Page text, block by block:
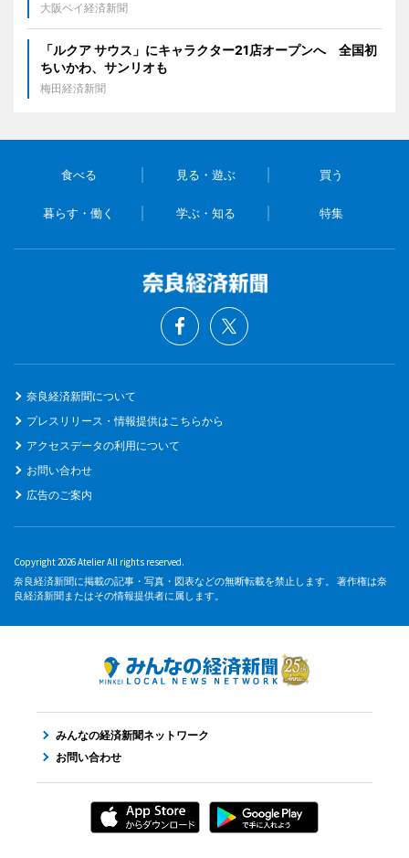
大阪ベイ経済新聞
「ルクア サウス」にキャラクター21店オープンへ 全国初
ちいかわ、サンリオも
梅田経済新聞
食べる 見る・遊ぶ 買う
暮らす・働く 学ぶ・知る 特集
奈良経済新聞について
プレスリリース・情報提供はこちらから
アクセスデータの利用について
お問い合わせ
広告のご案内
Copyright 2026 Atelier All rights reserved.
奈良経済新聞に掲載の記事・写真・図表などの無断転載を禁止します。 著作権は奈
良経済新聞またはその情報提供者に属します。
みんなの経済新聞ネットワーク
お問い合わせ